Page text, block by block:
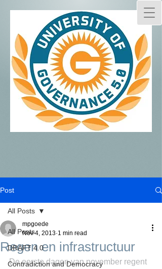
Post
All Posts
DRAFT 4.0
Contradiction and Democracy
All Posts
Regen en infrastructuur
mpgoede
Nov 4, 2013 1 min read
De eerste dagen van november regent